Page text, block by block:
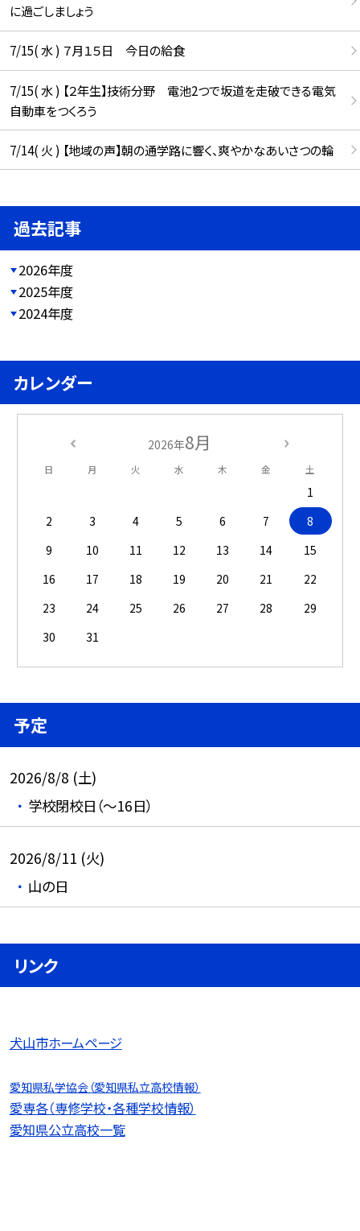
に過ごしましょう
7/15( 水 ) ７月１５日 今日の給食
7/15( 水 ) 【２年生】技術分野 電池2つで坂道を走破できる電気
自動車をつくろう
7/14( 火 ) 【地域の声】朝の通学路に響く、爽やかなあいさつの輪
過去記事
2026年度
2025年度
2024年度
カレンダー
2026年8月
日 月 火 水 木 金 土
1
2
3 4 5 6 7
8
9
10 11 12 13 14
15
16
17 18 19 20 21
22
23
24 25 26 27 28
29
30
31
予定
2026/8/8 (土)
学校閉校日（～16日）
2026/8/11 (火)
山の日
リンク
犬山市ホームページ
愛知県私学協会（愛知県私立高校情報）
愛専各（専修学校・各種学校情報）
愛知県公立高校一覧